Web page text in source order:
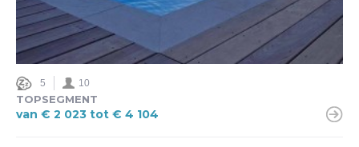
Ja (6)
Nee (11)
Beveiligd zwembad
Ja (9)
5 10
TOPSEGMENT
van € 2 023 tot € 4 104